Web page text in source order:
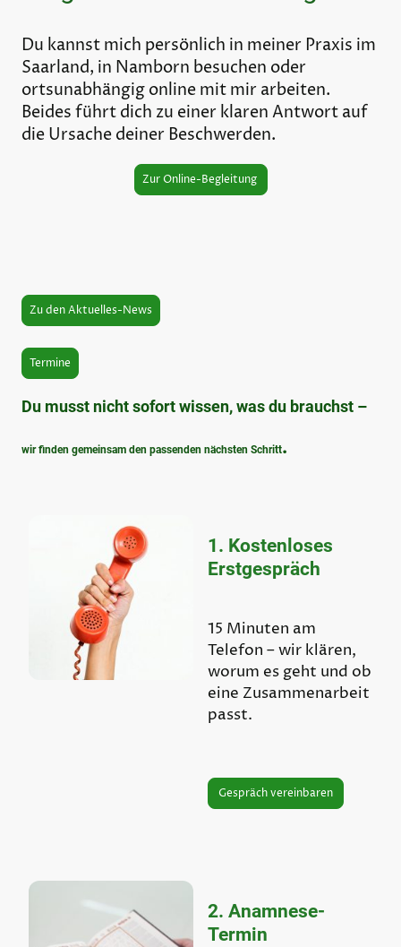
Du kannst mich persönlich in meiner Praxis im
Saarland, in Namborn besuchen oder
ortsunabhängig online mit mir arbeiten.
Beides führt dich zu einer klaren Antwort auf
die Ursache deiner Beschwerden.
Zur Online-Begleitung
Zu den Aktuelles-News
Termine
Du musst nicht sofort wissen, was du brauchst –
wir finden gemeinsam den passenden nächsten Schritt.
1. Kostenloses
Erstgespräch
15 Minuten am
Telefon – wir klären,
worum es geht und ob
eine Zusammenarbeit
passt.
Gespräch vereinbaren
2. Anamnese-
Termin